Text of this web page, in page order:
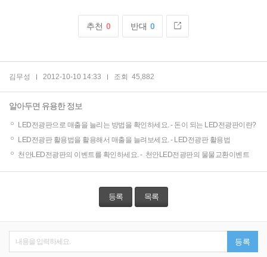
추천 0 반대 0
김무성 2012-10-10 14:33 조회 45,882
알아두면 유용한 정보
LED전광판으로 매출을 늘리는 방법을 확인하세요. - 돈이 되는 LED전광판이란?
LED전광판 활용법을 활용해서 매출을 늘려보세요. - LED전광판 활용법
천안LED전광판의 이벤트를 확인하세요. - 천안LED전광판의 물물교환이벤트
등록 목록
내용을 입력하세요. 등록